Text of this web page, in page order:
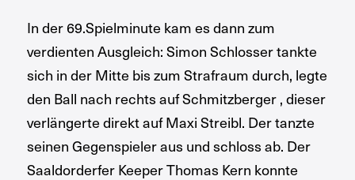
In der 69.Spielminute kam es dann zum
verdienten Ausgleich: Simon Schlosser tankte
sich in der Mitte bis zum Strafraum durch, legte
den Ball nach rechts auf Schmitzberger , dieser
verlängerte direkt auf Maxi Streibl. Der tanzte
seinen Gegenspieler aus und schloss ab. Der
Saaldorderfer Keeper Thomas Kern konnte